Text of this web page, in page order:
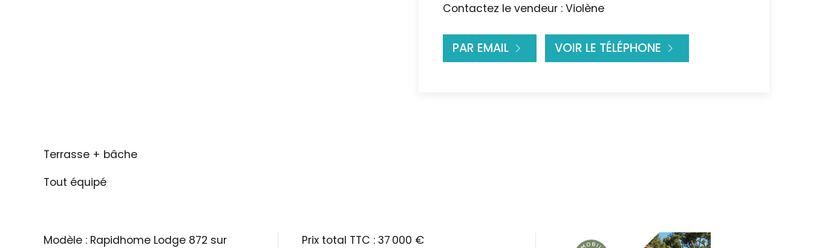
Contactez le vendeur : Violène
PAR EMAIL VOIR LE TÉLÉPHONE
Terrasse + bâche
Tout équipé
Modèle : Rapidhome Lodge 872 sur
Prix total TTC : 37 000 €